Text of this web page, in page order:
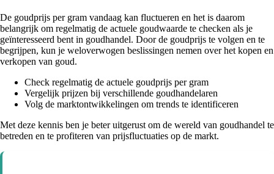
De goudprijs per gram vandaag kan fluctueren en het is daarom
belangrijk om regelmatig de actuele goudwaarde te checken als je
geïnteresseerd bent in goudhandel. Door de goudprijs te volgen en te
begrijpen, kun je weloverwogen beslissingen nemen over het kopen en
verkopen van goud.
Check regelmatig de actuele goudprijs per gram
Vergelijk prijzen bij verschillende goudhandelaren
Volg de marktontwikkelingen om trends te identificeren
Met deze kennis ben je beter uitgerust om de wereld van goudhandel te
betreden en te profiteren van prijsfluctuaties op de markt.